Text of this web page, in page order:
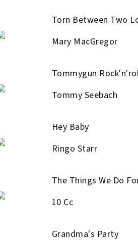
Torn Between Two
Mary MacGregor
Tommygun
Tommy Seebach
Hey Baby
Ringo Starr
The Things We Do
10 Cc
Grandma's Party